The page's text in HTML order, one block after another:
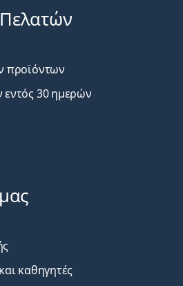
προϊόντων
30 ημερών
καθηγητές